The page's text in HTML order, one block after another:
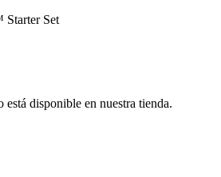
Set
disponible en nuestra tienda.